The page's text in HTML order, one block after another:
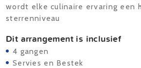
wordt elke culinaire ervaring een
sterrenniveau
Dit arrangement is inclusief
4 gangen
Servies en Bestek